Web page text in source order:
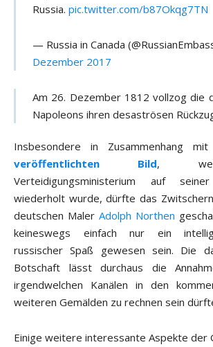
Russia. pic.twitter.com/b87Okqg7TN
— Russia in Canada
Dezember 2017
Am 26. Dezember 1812 vollzog die
Napoleons ihren desaströsen
Insbesondere in Zusammenhang
veröffentlichten Bild,
Verteidigungsministerium auf
wiederholt wurde, dürfte das
deutschen Maler Adolph Northen
keineswegs einfach nur ein
russischer Spaß gewesen sein. Die
Botschaft lässt durchaus die
irgendwelchen Kanälen in den
weiteren Gemälden zu rechnen sein
Einige weitere interessante Aspekte der